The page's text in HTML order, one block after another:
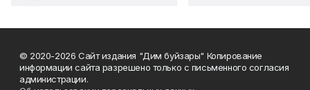
© 2020-2026 Сайт издания "Дим буйзары" Копирование
информации сайта разрешено только с письменного согласия
администрации.